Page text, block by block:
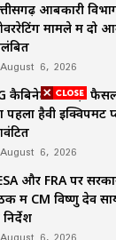
आबकारी
मामले में दो
August 6, 2026
कैबिनेट का बड़ा
पहला हैवी इक्विपमेंट
August 6, 2026
और FRA पर
में CM विष्णु देव साय